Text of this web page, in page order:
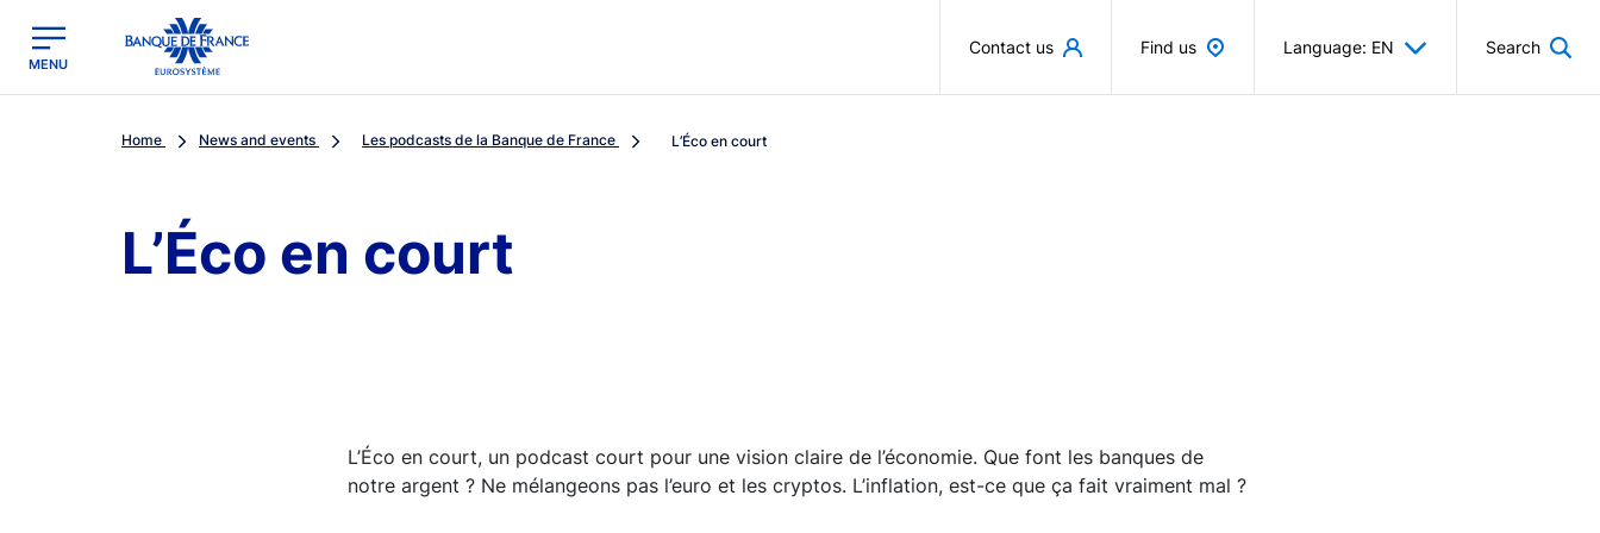
Banque de France - Menu Principal
MENU
Contact us Find us Language: EN Search
Home News and events Les podcasts de la Banque de France L’Éco en court
L’Éco en court
L’Éco en court, un podcast court pour une vision claire de l’économie. Que font les banques de
notre argent ? Ne mélangeons pas l’euro et les cryptos. L’inflation, est-ce que ça fait vraiment mal ?